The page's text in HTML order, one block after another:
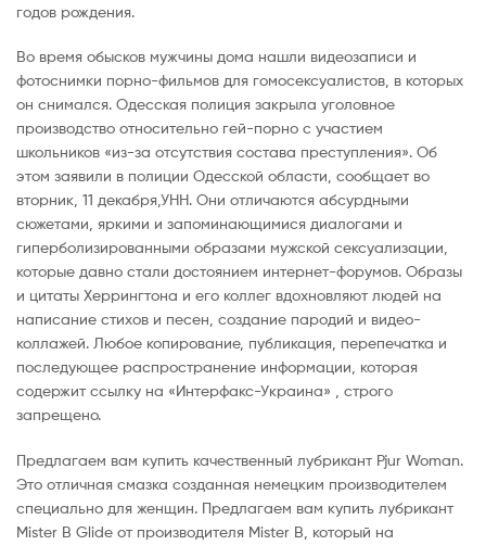
годов рождения.
Во время обысков мужчины дома нашли видеозаписи и
фотоснимки порно-фильмов для гомосексуалистов, в которых
он снимался. Одесская полиция закрыла уголовное
производство относительно гей-порно с участием
школьников «из-за отсутствия состава преступления». Об
этом заявили в полиции Одесской области, сообщает во
вторник, 11 декабря,УНН. Они отличаются абсурдными
сюжетами, яркими и запоминающимися диалогами и
гиперболизированными образами мужской сексуализации,
которые давно стали достоянием интернет-форумов. Образы
и цитаты Херрингтона и его коллег вдохновляют людей на
написание стихов и песен, создание пародий и видео-
коллажей. Любое копирование, публикация, перепечатка и
последующее распространение информации, которая
содержит ссылку на «Интерфакс-Украина» , строго
запрещено.
Предлагаем вам купить качественный лубрикант Pjur Woman.
Это отличная смазка созданная немецким производителем
специально для женщин. Предлагаем вам купить лубрикант
Mister B Glide от производителя Mister B, который на